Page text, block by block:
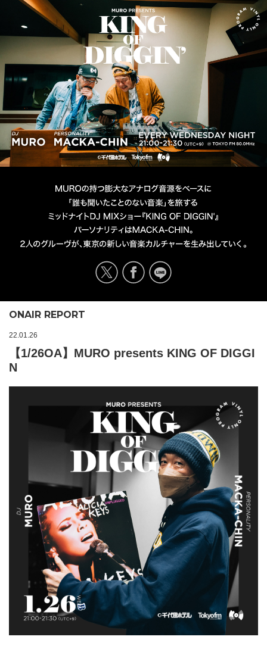
TOKYO FM
MURO presents KING OF
DJ MURO PERSONALITY MACKA-CHIN
ONAIR REPORT
22.01.26
【1/26OA】MURO presents KING OF DIGGI
N